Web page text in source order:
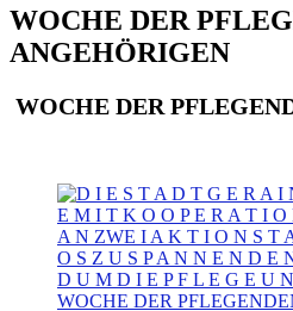
WOCHE DER
ANGEHÖRIGEN
WOCHE DER